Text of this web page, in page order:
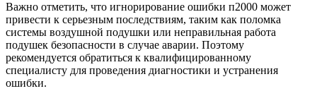
Важно отметить, что игнорирование ошибки п2000 может
привести к серьезным последствиям, таким как поломка
системы воздушной подушки или неправильная работа
подушек безопасности в случае аварии. Поэтому
рекомендуется обратиться к квалифицированному
специалисту для проведения диагностики и устранения
ошибки.